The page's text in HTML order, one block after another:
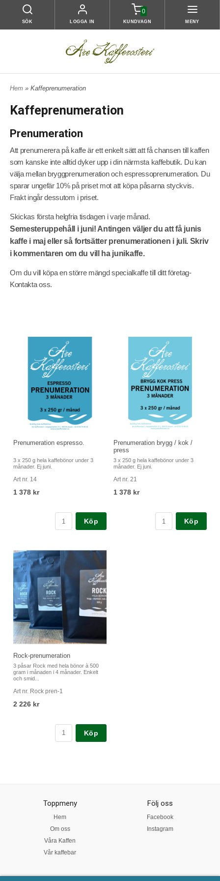
SÖK LOGGA IN
0
KUNDVAGN MENY
Hem » Kaffeprenumeration
Kaffeprenumeration
Prenumeration
Att prenumerera på kaffe är ett enkelt sätt att få chansen till kaffen
som kanske inte alltid dyker upp i din närmsta kaffebutik. Du kan
välja mellan bryggprenumeration och espressoprenumeration. Du
sparar ungefär 10% på priset mot att köpa påsarna styckvis.
Frakt ingår dessutom i priset.
Skickas första helgfria tisdagen i varje månad.
Semesteruppehåll i juni! Antingen väljer du att få junis
kaffe i maj eller så fortsätter prenumerationen i juli. Skriv
i kommentaren om du vill ha junikaffe.
Om du vill köpa en större mängd specialkaffe till ditt företag-
Kontakta oss.
Prenumeration espresso.
3 x 250 g hela kaffebönor under 3
månader. Ej juni.
Art nr. 14
1 378 kr
Köp
Prenumeration brygg / kok /
press
3 x 250 g hela kaffebönor under 3
månader. Ej juni.
Art nr. 21
1 378 kr
Köp
Rock-prenumeration
3 påsar Rock med hela bönor à 500
gram i månaden i 4 månader. Enkelt
och smid...
Art nr. Rock pren-1
2 226 kr
Köp
Toppmeny
Hem
Om oss
Våra Kaffen
Vår kaffebar
Följ oss
Facebook
Instagram